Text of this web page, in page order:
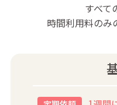
すべて
時間利用料のみ